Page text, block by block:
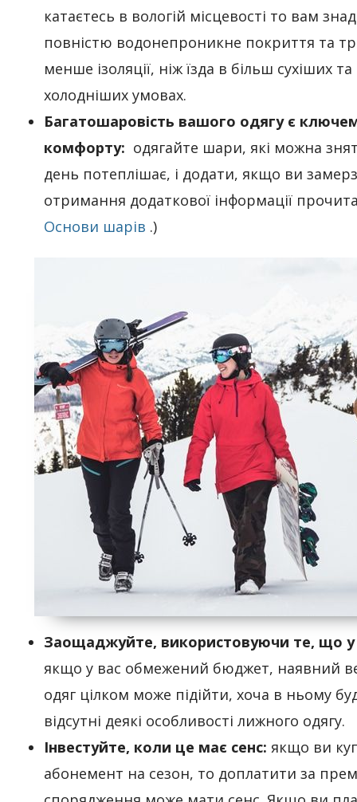
катаєтесь в вологій місцевості то вам
повністю водонепроникне покриття та
менше ізоляції, ніж їзда в більш сухіших та
холодніших умовах.
Багатошаровість вашого одягу є
комфорту: одягайте шари, які можна
день потеплішає, і додати, якщо ви
отримання додаткової інформації
Основи шарів .)
Заощаджуйте, використовуючи те, що у
якщо у вас обмежений бюджет, наявний
одяг цілком може підійти, хоча в ньому
відсутні деякі особливості лижного одягу.
Інвестуйте, коли це має сенс: якщо ви
абонемент на сезон, то доплатити за